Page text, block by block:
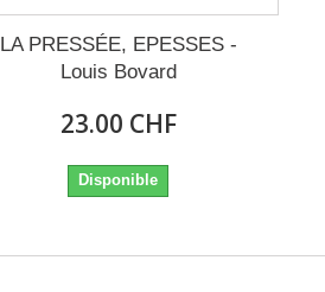
LA PRESSÉE, EPESSES -
Louis Bovard
23.00 CHF
Disponible